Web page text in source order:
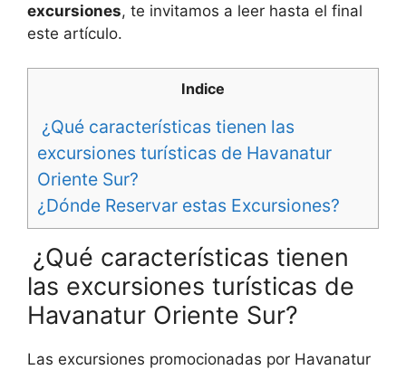
excursiones, te invitamos a leer hasta el final
este artículo.
Indice
¿Qué características tienen las
excursiones turísticas de Havanatur
Oriente Sur?
¿Dónde Reservar estas Excursiones?
¿Qué características tienen
las excursiones turísticas de
Havanatur Oriente Sur?
Las excursiones promocionadas por Havanatur